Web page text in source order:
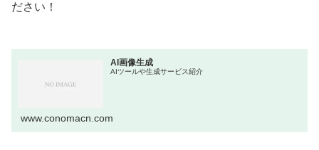
ださい！
AI画像生成
AIツールや生成サービス紹介
www.conomacn.com